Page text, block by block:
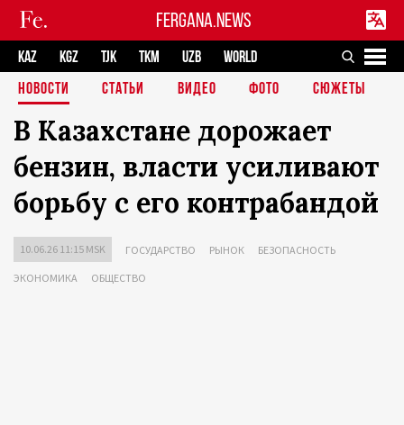
FERGANA.NEWS
KAZ KGZ TJK TKM UZB
WORLD
НОВОСТИ
СТАТЬИ ВИДЕО ФОТО СЮЖЕТЫ
В Казахстане дорожает
бензин, власти усиливают
борьбу с его контрабандой
10.06.26 11:15 MSK ГОСУДАРСТВО РЫНОК БЕЗОПАСНОСТЬ
ЭКОНОМИКА ОБЩЕСТВО